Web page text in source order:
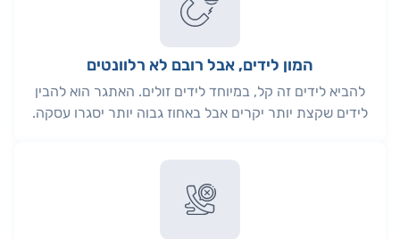
המון לידים, אבל רובם לא רלוונטים
להביא לידים זה קל, במיוחד לידים זולים. האתגר הוא להבין
לידים שקצת יותר יקרים אבל באחוז גבוה יותר יסגרו עסקה.